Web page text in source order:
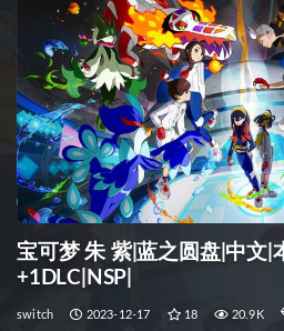
宝可梦 朱 紫|蓝之圆盘|中文|
+1DLC|NSP|
switch 2023-12-17 18 20.9K